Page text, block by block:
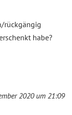
rückgängig
habe?
2020 um 21:09